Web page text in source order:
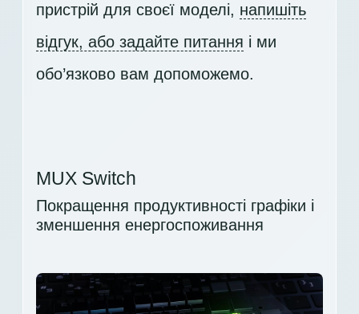
пристрій для своєї моделі, напишіть
відгук, або задайте питання і ми
обо’язково вам допоможемо.
MUX Switch
Покращення продуктивності графіки і
зменшення енергоспоживання